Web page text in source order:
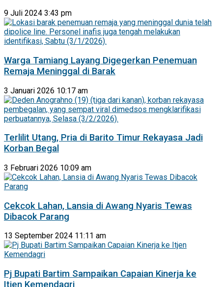
9 Juli 2024 3:43 pm
Warga Tamiang Layang Digegerkan Penemuan
Remaja Meninggal di Barak
3 Januari 2026 10:17 am
Terlilit Utang, Pria di Barito Timur Rekayasa Jadi
Korban Begal
3 Februari 2026 10:09 am
Cekcok Lahan, Lansia di Awang Nyaris Tewas
Dibacok Parang
13 September 2024 11:11 am
Pj Bupati Bartim Sampaikan Capaian Kinerja ke
Itjen Kemendagri